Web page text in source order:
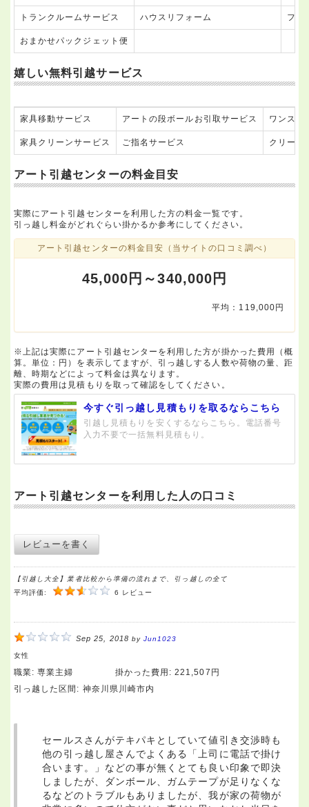
トランクルームサービス ハウスリフォーム ファ
おまかせパックジェット便
嬉しい無料引越サービス
家具移動サービス アートの段ボールお引取サービス ワンスト
家具クリーンサービス ご指名サービス クリーン
アート引越センターの料金目安
実際にアート引越センターを利用した方の料金一覧です。
引っ越し料金がどれぐらい掛かるか参考にしてください。
アート引越センターの料金目安（当サイトの口コミ調べ）
45,000円～340,000円
平均：119,000円
※上記は実際にアート引越センターを利用した方が掛かった費用（概
算。単位：円）を表示してますが、引っ越しする人数や荷物の量、距
離、時期などによって料金は異なります。
実際の費用は見積もりを取って確認をしてください。
今すぐ引っ越し見積もりを取るならこちら
引越し見積もりを安くするならこちら。電話番号
入力不要で一括無料見積もり。
アート引越センターを利用した人の口コミ
レビューを書く
【引越し大全】業者比較から準備の流れまで、引っ越しの全て
平均評価:
6 レビュー
Sep 25, 2018 byJun1023
女性
職業: 専業主婦 掛かった費用: 221,507円
引っ越した区間: 神奈川県川崎市内
セールスさんがテキパキとしていて値引き交渉時も
他の引っ越し屋さんでよくある「上司に電話で掛け
合います。」などの事が無くとても良い印象で即決
しましたが、ダンボール、ガムテープが足りなくな
るなどのトラブルもありましたが、我が家の荷物が